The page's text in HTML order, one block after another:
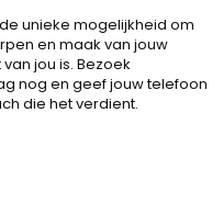
unieke mogelijkheid om
en maak van jouw
jou is. Bezoek
nog en geef jouw telefoon
die het verdient.